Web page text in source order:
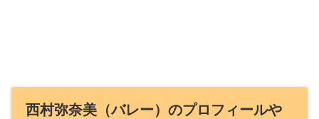
西村弥奈美（バレー）のプロフィールや